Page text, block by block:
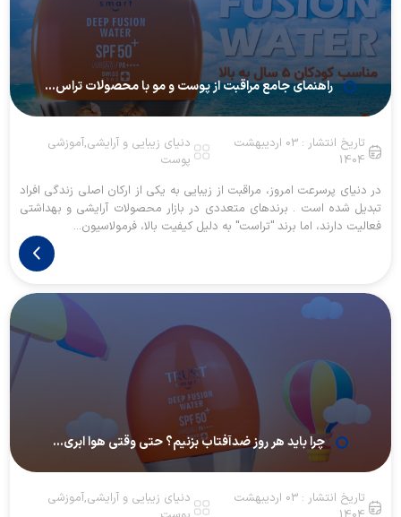
راهنمای جامع مراقبت از پوست و مو با محصولات تراس...
تاریخ انتشار : 03 اردیبهشت
1404
دنیای زیبایی و آرایشی,آموزشی
پوست
در دنیای پرسرعت امروز، مراقبت از زیبایی به یکی از ارکان اصلی زندگی افراد
تبدیل شده است . برندهای متعددی در بازار محصولات آرایشی و بهداشتی
فعالیت دارند، اما برند "تراست" به دلیل کیفیت بالا، فرمولاسیون...
چرا باید هر روز ضدآفتاب بزنیم؟ حتی وقتی هوا ابری...
تاریخ انتشار : 03 اردیبهشت
دنیای زیبایی و آرایشی,آموزشی